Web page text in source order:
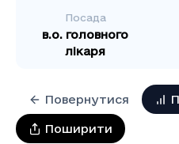
Посада
в.о. головного
лікаря
Повернутися
Поширити